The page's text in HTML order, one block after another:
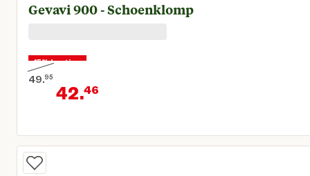
Gevavi 900 - Schoenklomp
15% korting
49.95
Oorspronkelijke prijs € 49,95
42.46
Huidige prijs € 42,46